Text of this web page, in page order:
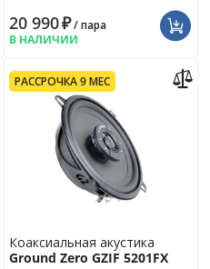
20 990₽/ пара
В НАЛИЧИИ
РАССРОЧКА 9 МЕС
Коаксиальная акустика
Ground Zero GZIF 5201FX